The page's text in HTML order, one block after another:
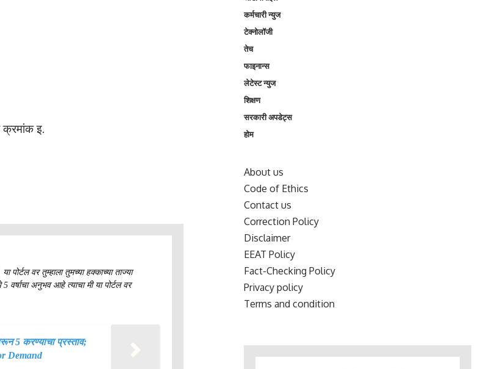
क्रमांक इ.
पोर्टल वर तुम्हाला तुमच्या हक्काच्या ताज्या
5 वर्षाचा अनुभव आहे त्याचा मी या पोर्टल वर
5 करण्याचा प्रस्ताव;
Demand
कर्मचारी न्युज
टेक्नोलॉजी
तेच
फाइनान्स
लेटेस्ट न्युज
शिक्षण
सरकारी अपडेट्स
होम
About us
Code of Ethics
Contact us
Correction Policy
Disclaimer
EEAT Policy
Fact-Checking Policy
Privacy policy
Terms and condition